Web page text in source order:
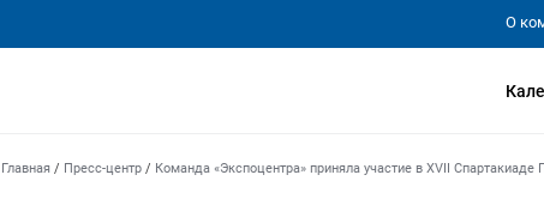
О
Главная / Пресс-центр / Команда «Экспоцентра» приняла участие в XVII